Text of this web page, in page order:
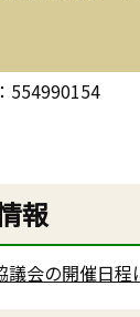
554990154
報
議会の開催日程